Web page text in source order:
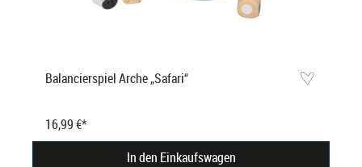
Balancierspiel Arche „Safari“
16,99 €*
In den Einkaufswagen